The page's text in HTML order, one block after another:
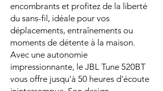
encombrants et profitez de la liberté
du sans-fil, idéale pour vos
déplacements, entraînements ou
moments de détente à la maison.
Avec une autonomie
impressionnante, le JBL Tune 520BT
vous offre jusqu'à 50 heures d'écoute